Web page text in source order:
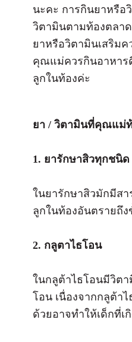
นะคะ การกินยาหรือ
วิตามินตามท้องตลา
ยาหรือวิตามินเสริม
คุณแม่ควรกินอาหาร
ลูกในท้องค่ะ
ยา / วิตามินที่คุณแม่ท้
1. ยารักษาสิวทุกชนิ
ในยารักษาสิวมักมีสา
ลูกในท้องอันตรายถึ
2. กลูตาไธโอน
ในกลูต้าไธโอนมีวิต
โอน เนื่องจากกลูต้า
ด้วยอาจทำให้เด็กที่